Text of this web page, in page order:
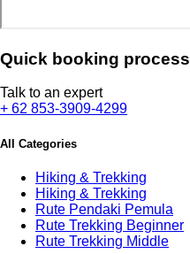
Quick booking process
Talk to an expert
+ 62 853-3909-4299
All Categories
Hiking & Trekking
Hiking & Trekking
Rute Pendaki Pemula
Rute Trekking Beginner
Rute Trekking Middle